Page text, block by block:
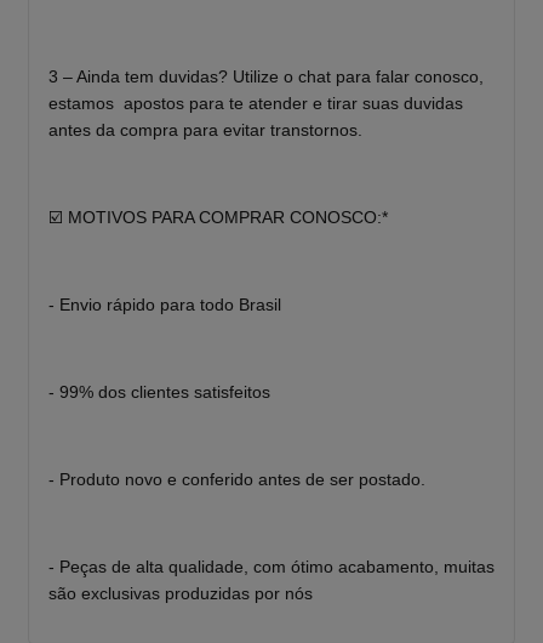
3 – Ainda tem duvidas? Utilize o chat para falar conosco,
estamos apostos para te atender e tirar suas duvidas
antes da compra para evitar transtornos.
☑️ MOTIVOS PARA COMPRAR CONOSCO:*
- Envio rápido para todo Brasil
- 99% dos clientes satisfeitos
- Produto novo e conferido antes de ser postado.
- Peças de alta qualidade, com ótimo acabamento, muitas
são exclusivas produzidas por nós